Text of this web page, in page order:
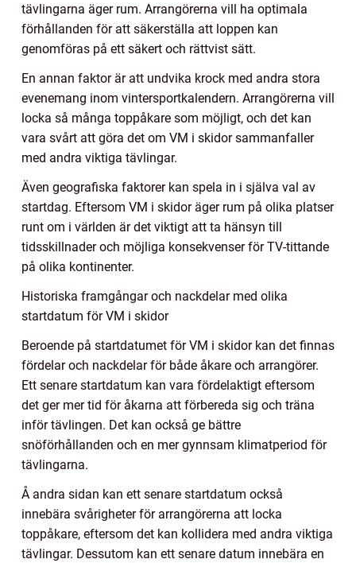
tävlingarna äger rum. Arrangörerna vill ha optimala
förhållanden för att säkerställa att loppen kan
genomföras på ett säkert och rättvist sätt.
En annan faktor är att undvika krock med andra stora
evenemang inom vintersportkalendern. Arrangörerna vill
locka så många toppåkare som möjligt, och det kan
vara svårt att göra det om VM i skidor sammanfaller
med andra viktiga tävlingar.
Även geografiska faktorer kan spela in i själva val av
startdag. Eftersom VM i skidor äger rum på olika platser
runt om i världen är det viktigt att ta hänsyn till
tidsskillnader och möjliga konsekvenser för TV-tittande
på olika kontinenter.
Historiska framgångar och nackdelar med olika
startdatum för VM i skidor
Beroende på startdatumet för VM i skidor kan det finnas
fördelar och nackdelar för både åkare och arrangörer.
Ett senare startdatum kan vara fördelaktigt eftersom
det ger mer tid för åkarna att förbereda sig och träna
inför tävlingen. Det kan också ge bättre
snöförhållanden och en mer gynnsam klimatperiod för
tävlingarna.
Å andra sidan kan ett senare startdatum också
innebära svårigheter för arrangörerna att locka
toppåkare, eftersom det kan kollidera med andra viktiga
tävlingar. Dessutom kan ett senare datum innebära en